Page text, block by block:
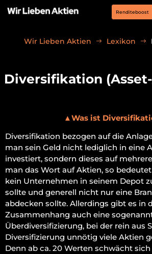
Renditeboost
Wir Lieben Aktien Lexikon
Diversifikation
▲Was ist
Diversifikation bezogen auf die
man sein Geld nicht lediglich in eine
investiert, sondern dieses auf
man das Wort auf Aktien, so
kein Unternehmen in seinem Depot
sollte und generell nicht nur eine
abdecken sollte. Allerdings gibt es in
Zusammenhang auch eine
Überdiversifizierung, bei der rein aus
Diversifizierung unnötig viele Aktien
Denn ab ca. 20 Werten schwächt